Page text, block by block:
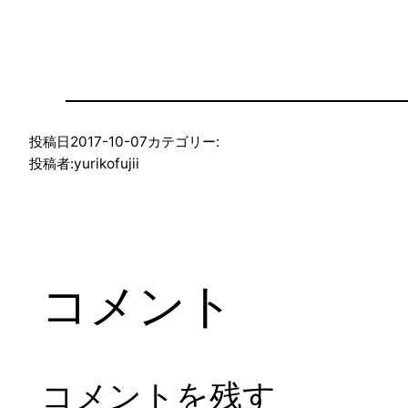
投稿日2017-10-07カテゴリー:
投稿者:yurikofujii
コメント
コメントを残す